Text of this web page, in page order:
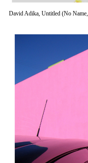
David Adika, Untitled (No